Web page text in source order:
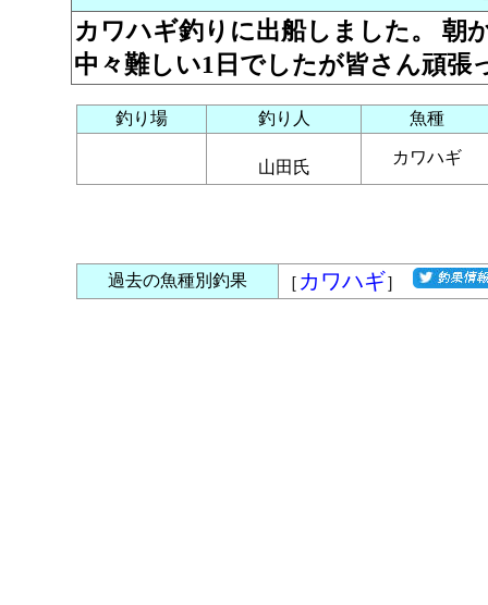
カワハギ釣りに出船しました。 朝
中々難しい1日でしたが皆さん頑張
釣り場 釣り人 魚種
山田氏
カワハギ
過去の魚種別釣果 ［ カワハギ］